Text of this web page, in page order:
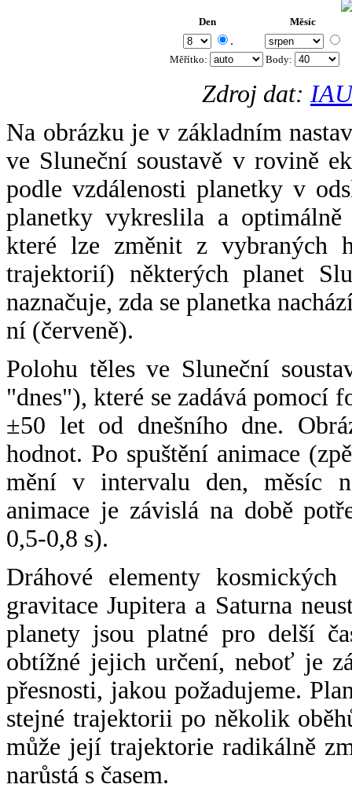
Den Měsíc
.
Měřítko: Body:
Zdroj dat:
Na obrázku je v základním
ve Sluneční soustavě v rovině
podle vzdálenosti planetky v
planetky vykreslila a
které lze změnit z vybraných
trajektorií) některých planet
naznačuje, zda se planetka
ní (červeně).
Polohu těles ve Sluneční
"dnes"), které se zadává pomocí
±50 let od dnešního dne.
hodnot. Po spuštění animace
mění v intervalu den, měsíc
animace je závislá na době
0,5-0,8 s).
Dráhové elementy
gravitace Jupitera a Saturna
planety jsou platné pro delší
obtížné jejich určení, neboť je
přesnosti, jakou požadujeme.
stejné trajektorii po několik
může její trajektorie radikálně
narůstá s časem.